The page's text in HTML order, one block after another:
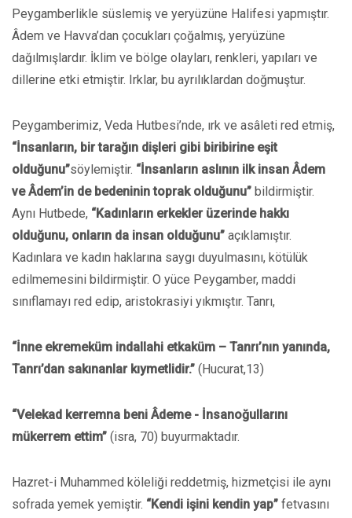
Peygamberlikle süslemiş ve yeryüzüne Halifesi yapmıştır.
Âdem ve Havva’dan çocukları çoğalmış, yeryüzüne
dağılmışlardır. İklim ve bölge olayları, renkleri, yapıları ve
dillerine etki etmiştir. Irklar, bu ayrılıklardan doğmuştur.
Peygamberimiz, Veda Hutbesi’nde, ırk ve asâleti red etmiş,
“İnsanların, bir tarağın dişleri gibi biribirine eşit
olduğunu”söylemiştir. “İnsanların aslının ilk insan Âdem
ve Âdem’in de bedeninin toprak olduğunu” bildirmiştir.
Aynı Hutbede, “Kadınların erkekler üzerinde hakkı
olduğunu, onların da insan olduğunu” açıklamıştır.
Kadınlara ve kadın haklarına saygı duyulmasını, kötülük
edilmemesini bildirmiştir. O yüce Peygamber, maddi
sınıflamayı red edip, aristokrasiyi yıkmıştır. Tanrı,
“İnne ekremeküm indallahi etkaküm – Tanrı’nın yanında,
Tanrı’dan sakınanlar kıymetlidir.” (Hucurat,13)
“Velekad kerremna beni Âdeme - İnsanoğullarını
mükerrem ettim” (isra, 70) buyurmaktadır.
Hazret-i Muhammed köleliği reddetmiş, hizmetçisi ile aynı
sofrada yemek yemiştir. “Kendi işini kendin yap” fetvasını